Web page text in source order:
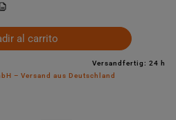
al carrito
Versandfertig: 24 h
– Versand aus Deutschland